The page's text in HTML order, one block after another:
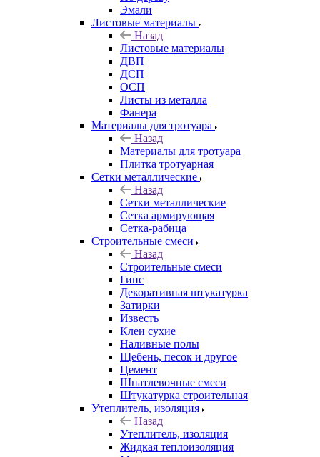
Эмали
Листовые материалы
Назад
Листовые материалы
ДВП
ДСП
ОСП
Листы из металла
Фанера
Материалы для тротуара
Назад
Материалы для тротуара
Плитка тротуарная
Сетки металлические
Назад
Сетки металлические
Сетка армирующая
Сетка-рабица
Строительные смеси
Назад
Строительные смеси
Гипс
Декоративная штукатурка
Затирки
Известь
Клеи сухие
Наливные полы
Щебень, песок и другое
Цемент
Шпатлевочные смеси
Штукатурка строительная
Утеплитель, изоляция
Назад
Утеплитель, изоляция
Жидкая теплоизоляция